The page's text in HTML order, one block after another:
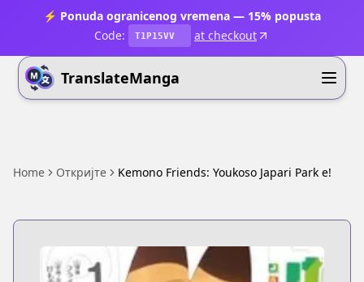
⚡ Ponuda ogranicenog vremena — 15% popusta
Code:
T1P15VV at checkout
TranslateManga
Home Откријте Kemono Friends: Youkoso Japari Park e!